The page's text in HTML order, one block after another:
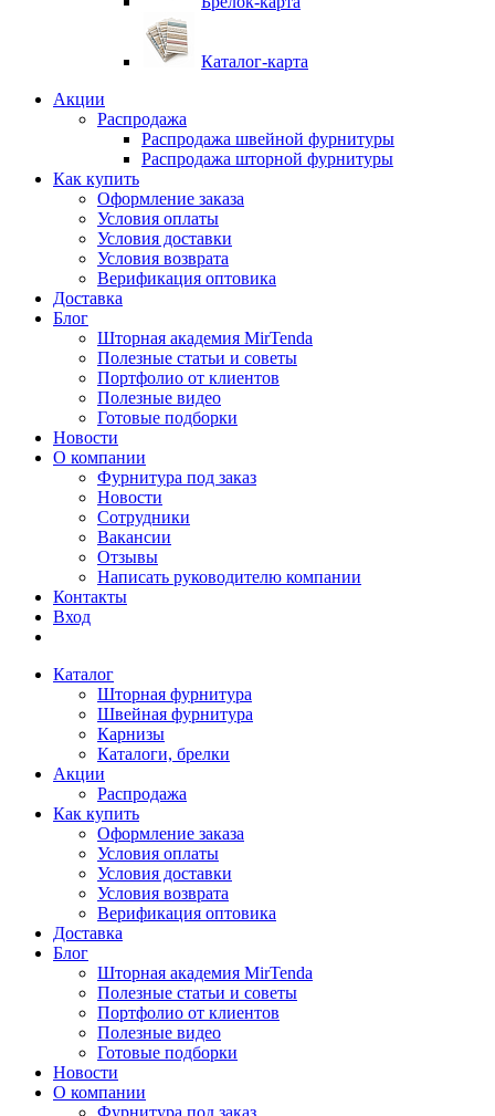
Каталог-карта
Акции
Распродажа
Распродажа швейной фурнитуры
Распродажа шторной фурнитуры
Как купить
Оформление заказа
Условия оплаты
Условия доставки
Условия возврата
Верификация оптовика
Доставка
Блог
Шторная академия MirTenda
Полезные статьи и советы
Портфолио от клиентов
Полезные видео
Готовые подборки
Новости
О компании
Фурнитура под заказ
Новости
Сотрудники
Вакансии
Отзывы
Написать руководителю компании
Контакты
Вход
Каталог
Шторная фурнитура
Швейная фурнитура
Карнизы
Каталоги, брелки
Акции
Распродажа
Как купить
Оформление заказа
Условия оплаты
Условия доставки
Условия возврата
Верификация оптовика
Доставка
Блог
Шторная академия MirTenda
Полезные статьи и советы
Портфолио от клиентов
Полезные видео
Готовые подборки
Новости
О компании
Фурнитура под заказ